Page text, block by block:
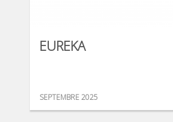
EUREKA
SEPTEMBRE 2025